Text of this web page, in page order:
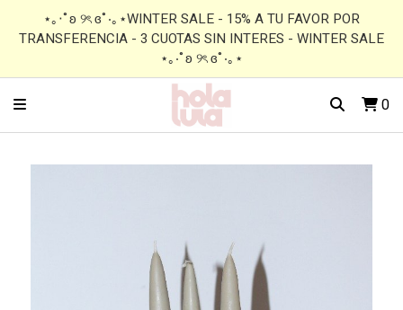
⋆｡‧˚ʚ ୨ৎ ɞ˚‧｡⋆WINTER SALE - 15% A TU FAVOR POR
TRANSFERENCIA - 3 CUOTAS SIN INTERES - WINTER SALE
⋆｡‧˚ʚ ୨ৎ ɞ˚‧｡⋆
0